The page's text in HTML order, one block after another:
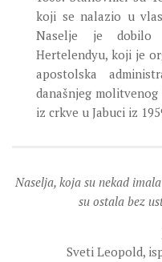
koji se nalazio u
Naselje je dobilo
Hertelendyu, koji je
apostolska
današnjeg
iz crkve u Jabuci iz
Naselja, koja su nekad
su ostala bez
Sveti Leopold,